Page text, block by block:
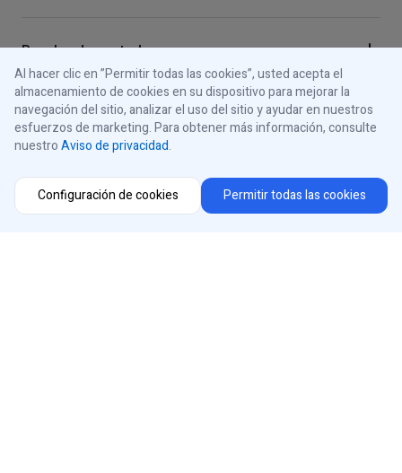
Paneles de control
Acerca de iControls
Conéctese con nosotros
Al hacer clic en ”Permitir todas las cookies”, usted acepta el
almacenamiento de cookies en su dispositivo para mejorar la
navegación del sitio, analizar el uso del sitio y ayudar en nuestros
esfuerzos de marketing. Para obtener más información, consulte
nuestroAviso de privacidad.
Configuración de cookies Permitir todas las cookies